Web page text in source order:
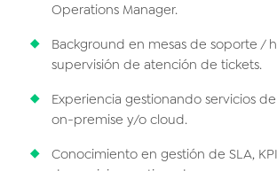
Operations Manager.
Background en mesas de soporte /
supervisión de atención de tickets.
Experiencia gestionando servicios
on-premise y/o cloud.
Conocimiento en gestión de SLA,